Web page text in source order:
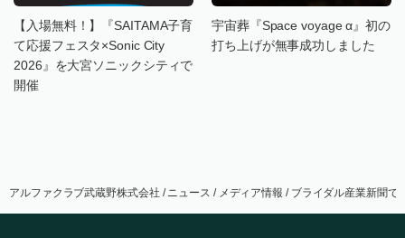
【入場無料！】『SAITAMA子育
て応援フェスタ×Sonic City
2026』を大宮ソニックシティで
開催
宇宙葬『Space voyage α』初の
打ち上げが無事成功しました
アルファクラブ武蔵野株式会社 /ニュース / メディア情報 / ブライダル産業新聞で